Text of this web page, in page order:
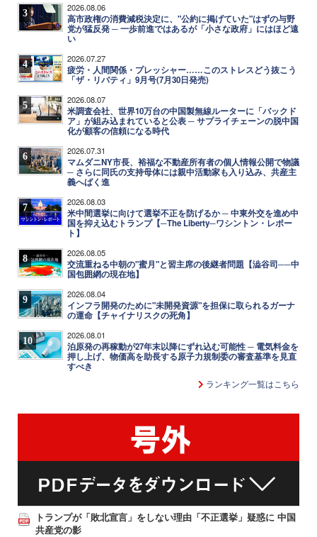
3 2026.08.06
高市政権の消費減税決定に、"公約に掲げていた"はずの与野
党が猛反発 ─ 一歩前進ではあるが「小さな政府」にはほど遠
い
4 2026.07.27
疲労・人間関係・プレッシャー……このストレスどう抜こう
「ザ・リバティ」9月号(7月30日発売)
5 2026.08.07
米調査会社、世界10万台の中国製無線ルーターに「バックド
ア」が組み込まれていると公表 ─ サプライチェーンの脱中国
化が顧客の信頼になる時代
6 2026.07.31
マムダニNY市長、裕福な不動産所有者の個人情報公開で物議
─ さらに同氏の支持母体には親中活動家も入り込み、共産主
義へばく進
7 2026.08.03
米中間選挙に向けて選挙不正を防げるか ─ 中東外交を進め中
国を抑え込むトランプ【─The Liberty─ワシントン・レポー
ト】
8 2026.08.05
交流重ねる中朝の"蜜月"と習主席の後継者問題【澁谷司──中
国包囲網の現在地】
9 2026.08.04
インフラ開発のために"未開発資源"を担保に取られるガーナ
の運命【チャイナリスクの死角】
10 2026.08.01
泊原発の再稼動が27年末以降にずれ込む可能性 ─ 電気料金を
押し上げ、物価高を助長する原子力規制委の審査基準を見直
すべき
ランキング一覧はこちら
トランプが「敗北宣言」をしない理由「不正選挙」疑惑に 中国
共産党の影